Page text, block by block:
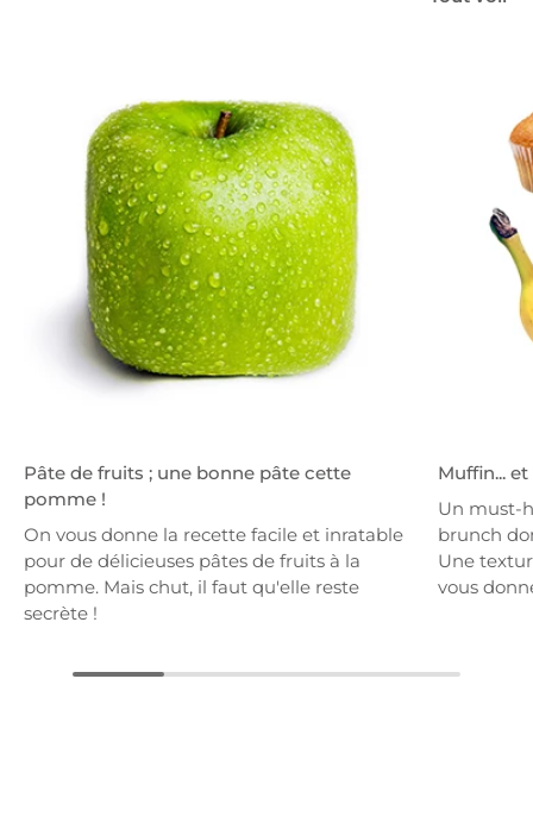
Pâte de fruits ; une bonne pâte cette
pomme !
On vous donne la recette facile et inratable
pour de délicieuses pâtes de fruits à la
pomme. Mais chut, il faut qu'elle reste
secrète !
Muffin...
Un must-
brunch
Une
vous